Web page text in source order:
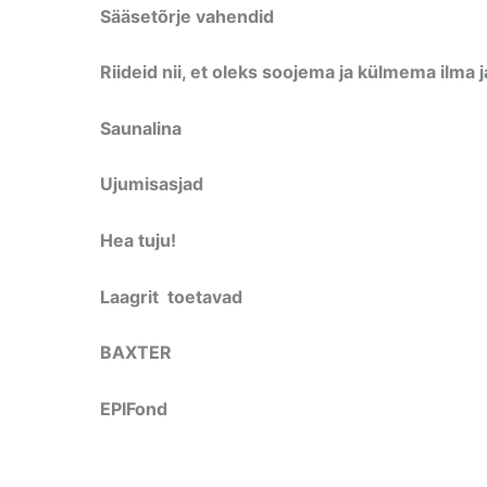
Sääsetõrje vahendid
Riideid nii, et oleks soojema ja külmema ilma
Saunalina
Ujumisasjad
Hea tuju!
Laagrit toetavad
BAXTER
EPIFond